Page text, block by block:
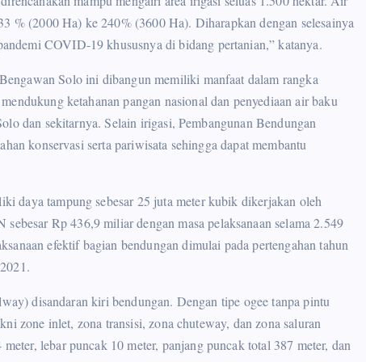
% (2000 Ha) ke 240% (3600 Ha). Diharapkan dengan selesainya
COVID-19 khususnya di bidang pertanian,” katanya.
Solo ini dibangun memiliki manfaat dalam rangka
ketahanan pangan nasional dan penyediaan air baku
dan sekitarnya. Selain irigasi, Pembangunan Bendungan
konservasi serta pariwisata sehingga dapat membantu
daya tampung sebesar 25 juta meter kubik dikerjakan oleh
Rp 436,9 miliar dengan masa pelaksanaan selama 2.549
efektif bagian bendungan dimulai pada pertengahan tahun
disandaran kiri bendungan. Dengan tipe ogee tanpa pintu
zone inlet, zona transisi, zona chuteway, dan zona saluran
lebar puncak 10 meter, panjang puncak total 387 meter, dan